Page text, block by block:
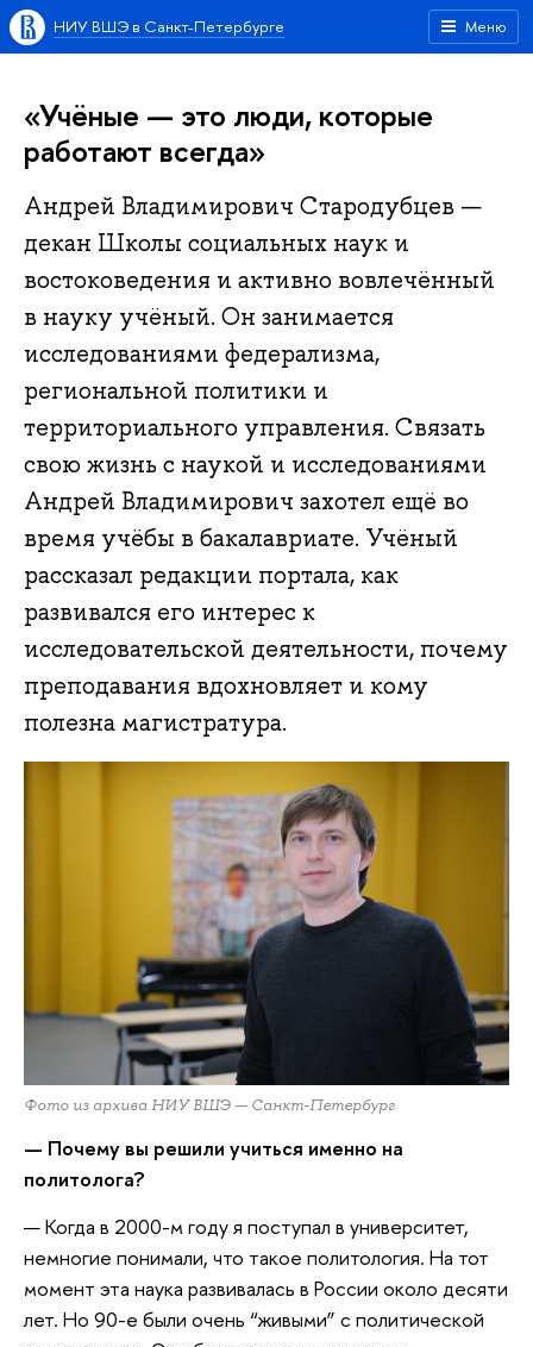
Меню
НИУ ВШЭ в Санкт-Петербурге
«Учёные — это люди, которые
работают всегда»
Андрей Владимирович Стародубцев —
декан Школы социальных наук и
востоковедения и активно вовлечённый
в науку учёный. Он занимается
исследованиями федерализма,
региональной политики и
территориального управления. Связать
свою жизнь с наукой и исследованиями
Андрей Владимирович захотел ещё во
время учёбы в бакалавриате. Учёный
рассказал редакции портала, как
развивался его интерес к
исследовательской деятельности, почему
преподавания вдохновляет и кому
полезна магистратура.
Фото из архива НИУ ВШЭ — Санкт-Петербург
— Почему вы решили учиться именно на
политолога?
— Когда в 2000-м году я поступал в университет,
немногие понимали, что такое политология. На тот
момент эта наука развивалась в России около десяти
лет. Но 90-е были очень “живыми” с политической